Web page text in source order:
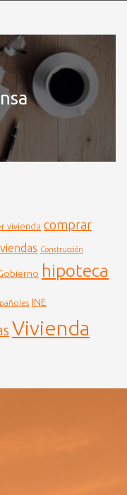
vivienda comprar
Construcción
hipoteca
INE
Vivienda